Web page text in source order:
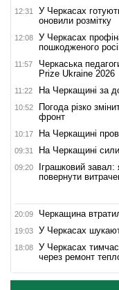
12:31
У Черкасах
оновили розмітку
12:08
У Черкасах
пошкодженого
11:57
Черкаська
Prize Ukraine 2026
11:22 На Черкащині за
10:52
Погода різко
фронт
10:17 На Черкащині
09:31 На Черкащині
09:20
Іграшковий
повернути
20:09 Черкащина
19:03 У Черкасах
18:08
У Черкасах
через ремонт